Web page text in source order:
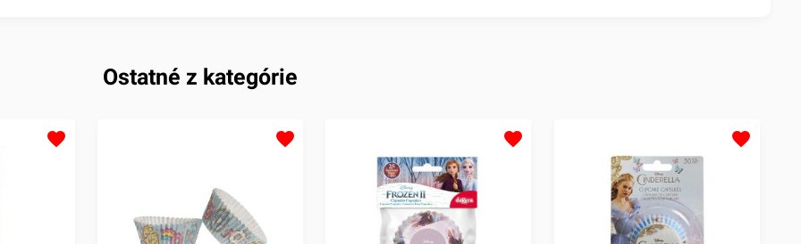
Ostatné z kategórie